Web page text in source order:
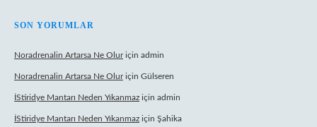
SON YORUMLAR
Noradrenalin Artarsa Ne Oluriçin admin
Noradrenalin Artarsa Ne Oluriçin Gülseren
İStiridye Mantarı Neden Yıkanmaz için admin
İStiridye Mantarı Neden Yıkanmaz için Şahika